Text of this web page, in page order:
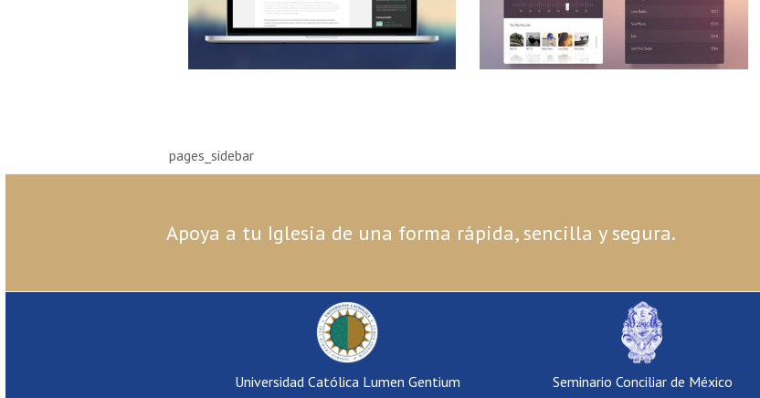
pages_sidebar
Apoya a tu Iglesia de una forma rápida, sencilla y segura.
Universidad Católica Lumen Gentium Seminario Conciliar de México